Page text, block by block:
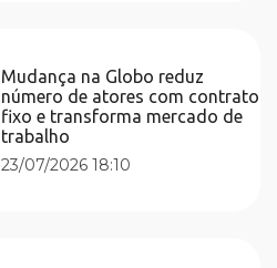
Mudança na Globo reduz
número de atores com contrato
fixo e transforma mercado de
trabalho
23/07/2026 18:10